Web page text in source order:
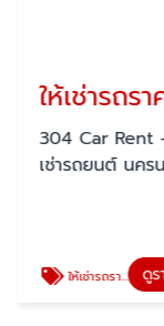
304 Car Rent
เช่ารถยนต์ นคร
ให้เช่ารถราคาถูก ปราจีนบุรี